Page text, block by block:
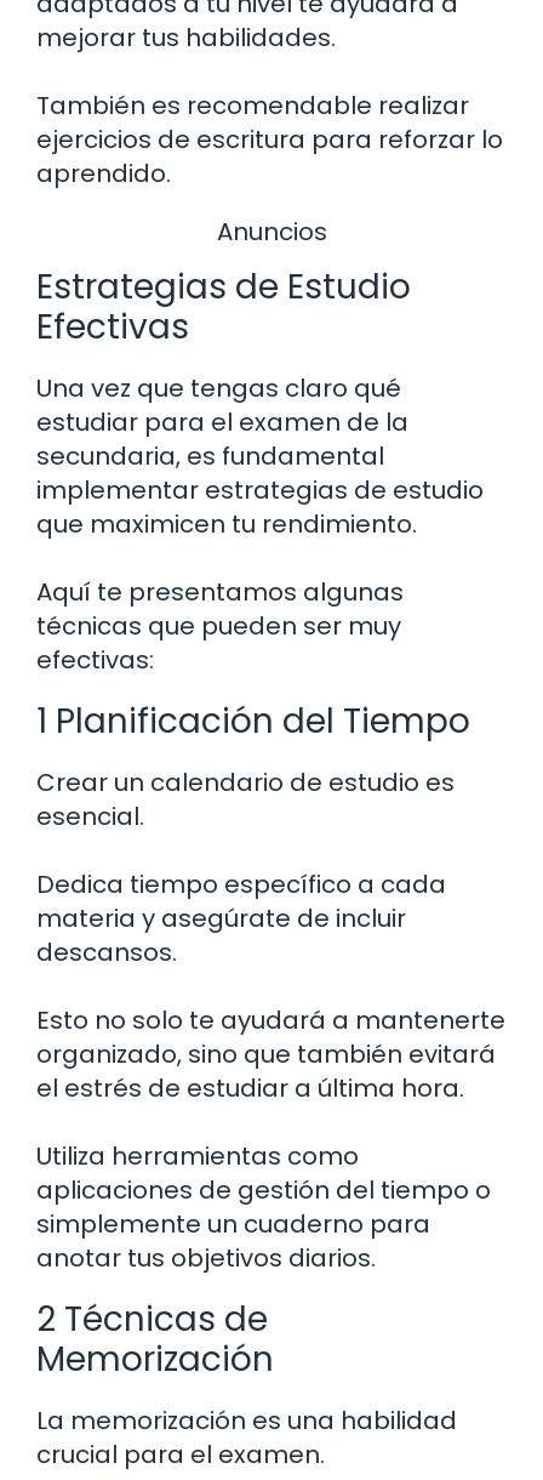
mejorar tus habilidades.
También es recomendable realizar
ejercicios de escritura para reforzar lo
aprendido.
Anuncios
Estrategias de Estudio
Efectivas
Una vez que tengas claro qué
estudiar para el examen de la
secundaria, es fundamental
implementar estrategias de estudio
que maximicen tu rendimiento.
Aquí te presentamos algunas
técnicas que pueden ser muy
efectivas:
1 Planificación del Tiempo
Crear un calendario de estudio es
esencial.
Dedica tiempo específico a cada
materia y asegúrate de incluir
descansos.
Esto no solo te ayudará a mantenerte
organizado, sino que también evitará
el estrés de estudiar a última hora.
Utiliza herramientas como
aplicaciones de gestión del tiempo o
simplemente un cuaderno para
anotar tus objetivos diarios.
2 Técnicas de
Memorización
La memorización es una habilidad
crucial para el examen.